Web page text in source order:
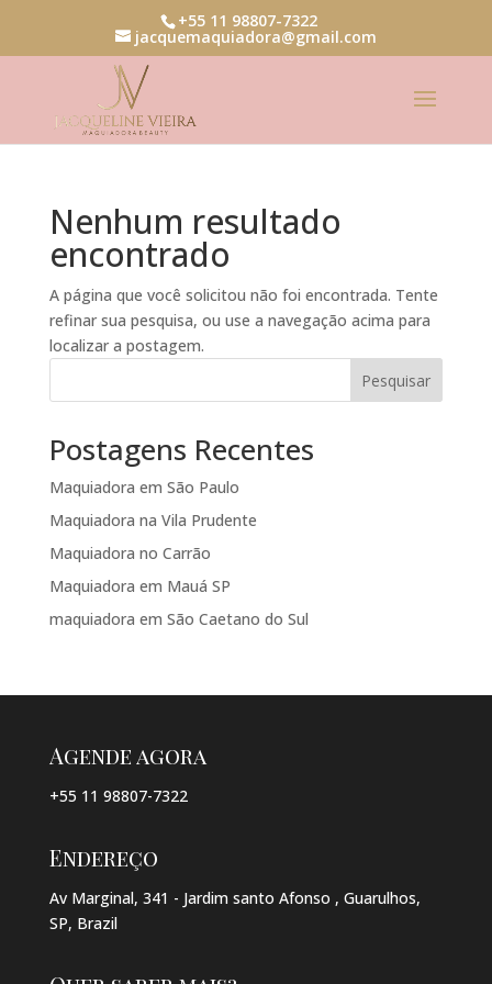
+55 11 98807-7322
jacquemaquiadora@gmail.com
Nenhum resultado
encontrado
A página que você solicitou não foi encontrada. Tente
refinar sua pesquisa, ou use a navegação acima para
localizar a postagem.
Pesquisar
Postagens Recentes
Maquiadora em São Paulo
Maquiadora na Vila Prudente
Maquiadora no Carrão
Maquiadora em Mauá SP
maquiadora em São Caetano do Sul
Agende agora
+55 11 98807-7322
Endereço
Av Marginal, 341 - Jardim santo Afonso , Guarulhos,
SP, Brazil